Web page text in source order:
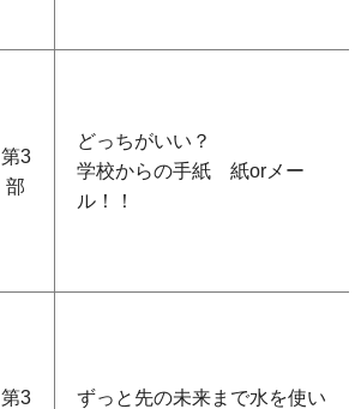
第3
部
どっちがいい？
学校からの手紙 紙orメー
ル！！
第3
ずっと先の未来まで水を使い